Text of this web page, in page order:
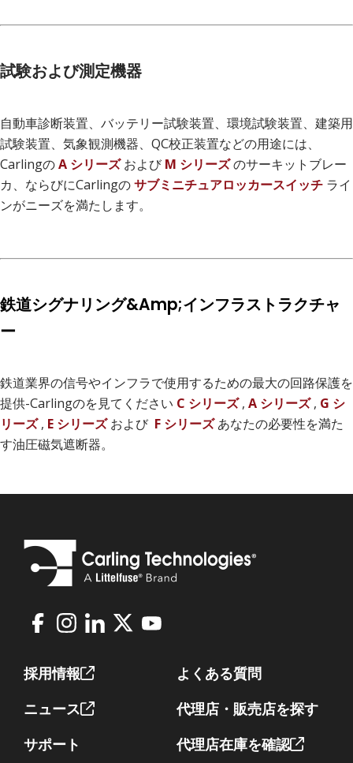
試験および測定機器
自動車診断装置、バッテリー試験装置、環境試験装置、建築用
試験装置、気象観測機器、QC校正装置などの用途には、
CarlingのA シリーズおよびM シリーズのサーキットブレー
カ、ならびにCarlingのサブミニチュアロッカースイッチ ライ
ンがニーズを満たします。
鉄道シグナリング&Amp;インフラストラクチャ
ー
鉄道業界の信号やインフラで使用するための最大の回路保護を
提供-Carlingのを見てください C シリーズ, A シリーズ, G シ
リーズ, E シリーズおよび F シリーズあなたの必要性を満た
す油圧磁気遮断器。
Facebook
Instagram
LinkedIn
X Youtube
Footer
採用情報
ニュース
サポート
よくある質問
代理店・販売店を探す
代理店在庫を確認